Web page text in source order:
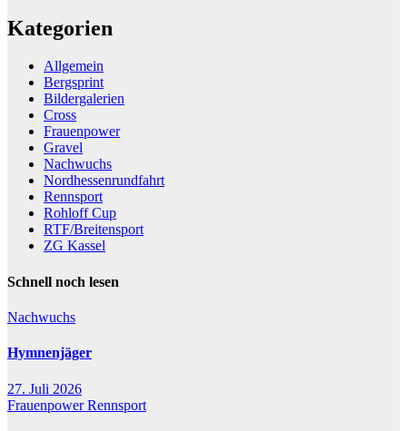
Kategorien
Allgemein
Bergsprint
Bildergalerien
Cross
Frauenpower
Gravel
Nachwuchs
Nordhessenrundfahrt
Rennsport
Rohloff Cup
RTF/Breitensport
ZG Kassel
Schnell noch lesen
Nachwuchs
Hymnenjäger
27. Juli 2026
FrauenpowerRennsport